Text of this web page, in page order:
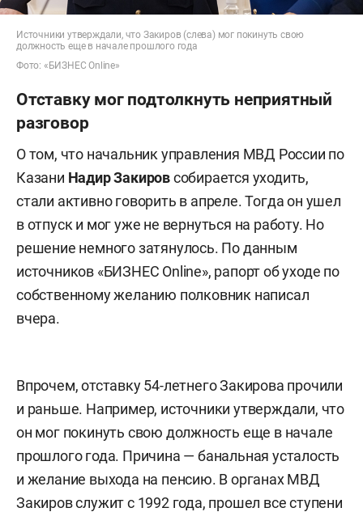
Источники утверждали, что Закиров (слева) мог покинуть свою
должность еще в начале прошлого года
Фото: «БИЗНЕС Online»
Отставку мог подтолкнуть неприятный
разговор
О том, что начальник управления МВД России по
Казани Надир Закировсобирается уходить,
стали активно говорить в апреле. Тогда он ушел
в отпуск и мог уже не вернуться на работу. Но
решение немного затянулось. По данным
источников «БИЗНЕС Online», рапорт об уходе по
собственному желанию полковник написал
вчера.
Впрочем, отставку 54-летнего Закирова прочили
и раньше. Например, источники утверждали, что
он мог покинуть свою должность еще в начале
прошлого года. Причина — банальная усталость
и желание выхода на пенсию. В органах МВД
Закиров служит с 1992 года, прошел все ступени